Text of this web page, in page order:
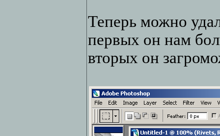
Теперь можно
первых он нам
вторых он